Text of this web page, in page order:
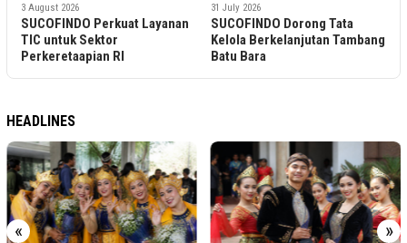
3 August 2026
SUCOFINDO Perkuat Layanan
TIC untuk Sektor
Perkeretaapian RI
31 July 2026
SUCOFINDO Dorong Tata
Kelola Berkelanjutan Tambang
Batu Bara
HEADLINES
« »